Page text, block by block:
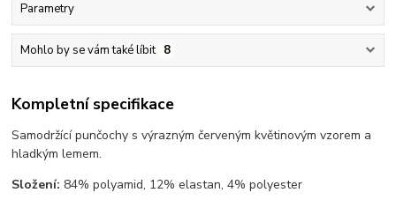
Parametry
Mohlo by se vám také líbit 8
Kompletní specifikace
Samodržící punčochy s výrazným červeným květinovým vzorem a
hladkým lemem.
Složení: 84% polyamid, 12% elastan, 4% polyester